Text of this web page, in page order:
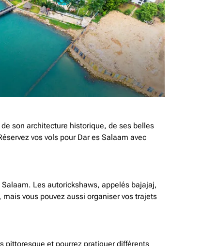
son architecture historique, de ses belles
vos vols pour Dar es Salaam avec
Les autorickshaws, appelés bajajaj,
vous pouvez aussi organiser vos trajets
pittoresque et pourrez pratiquer différents